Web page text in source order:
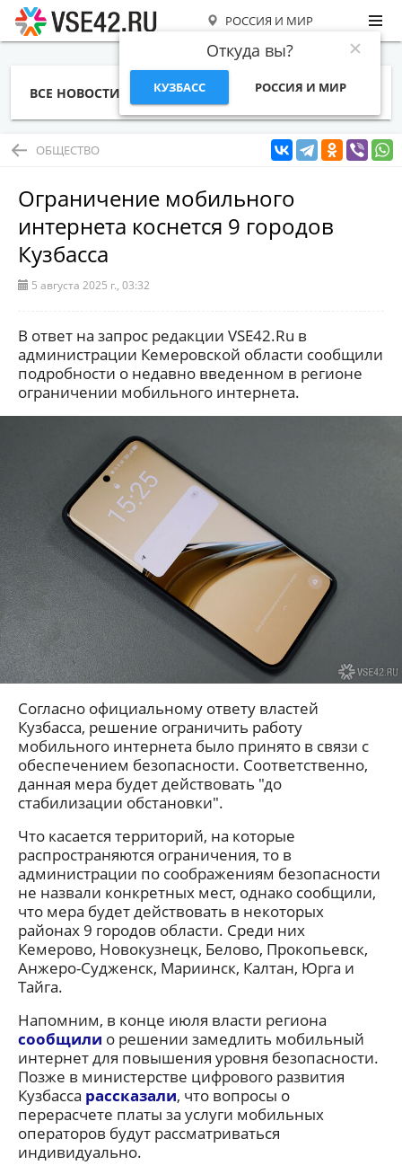
РОССИЯ И МИР
Откуда вы?
КУЗБАСС РОССИЯ И МИР
ВСЕ НОВОСТИ СТАТЬИ ТЕМЫ ФОТО
ОБЩЕСТВО
Ограничение мобильного
интернета коснется 9 городов
Кузбасса
5 августа 2025 г., 03:32
В ответ на запрос редакции VSE42.Ru в
администрации Кемеровской области сообщили
подробности о недавно введенном в регионе
ограничении мобильного интернета.
Согласно официальному ответу властей
Кузбасса, решение ограничить работу
мобильного интернета было принято в связи с
обеспечением безопасности. Соответственно,
данная мера будет действовать "до
стабилизации обстановки".
Что касается территорий, на которые
распространяются ограничения, то в
администрации по соображениям безопасности
не назвали конкретных мест, однако сообщили,
что мера будет действовать в некоторых
районах 9 городов области. Среди них
Кемерово, Новокузнецк, Белово, Прокопьевск,
Анжеро-Судженск, Мариинск, Калтан, Юрга и
Тайга.
Напомним, в конце июля власти региона
сообщили о решении замедлить мобильный
интернет для повышения уровня безопасности.
Позже в министерстве цифрового развития
Кузбасса рассказали, что вопросы о
перерасчете платы за услуги мобильных
операторов будут рассматриваться
индивидуально.